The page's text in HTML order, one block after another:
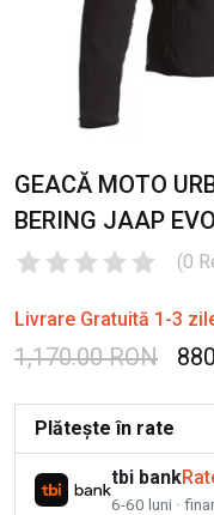
GEACĂ MOTO
BERING JAAP
(0
Livrare Gratuită 1-3
1,170.00 RON
Plătește în rate
tbi bank
6-60 luni ·